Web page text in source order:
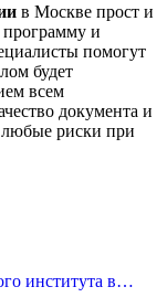
в Москве прост и
и
помогут
будет
всем
документа и
любые риски при
института в…